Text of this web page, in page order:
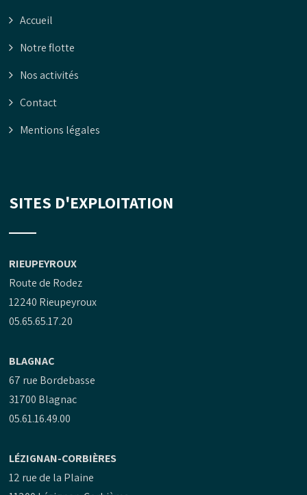
Accueil
Notre flotte
Nos activités
Contact
Mentions légales
SITES D'EXPLOITATION
RIEUPEYROUX
Route de Rodez
12240 Rieupeyroux
05.65.65.17.20
BLAGNAC
67 rue Bordebasse
31700 Blagnac
05.61.16.49.00
LÉZIGNAN-CORBIÈRES
12 rue de la Plaine